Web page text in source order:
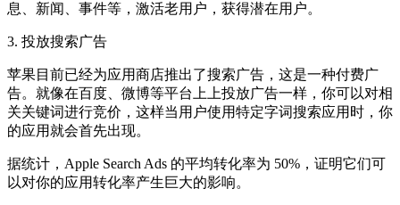
息、新闻、事件等，激活老用户，获得潜在用户。
3. 投放搜索广告
苹果目前已经为应用商店推出了搜索广告，这是一种付费广
告。就像在百度、微博等平台上上投放广告一样，你可以对相
关关键词进行竞价，这样当用户使用特定字词搜索应用时，你
的应用就会首先出现。
据统计，Apple Search Ads 的平均转化率为 50%，证明它们可
以对你的应用转化率产生巨大的影响。